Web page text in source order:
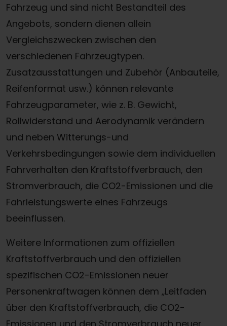
Fahrzeug und sind nicht Bestandteil des
Angebots, sondern dienen allein
Vergleichszwecken zwischen den
verschiedenen Fahrzeugtypen.
Zusatzausstattungen und Zubehör (Anbauteile,
Reifenformat usw.) können relevante
Fahrzeugparameter, wie z. B. Gewicht,
Rollwiderstand und Aerodynamik verändern
und neben Witterungs-und
Verkehrsbedingungen sowie dem individuellen
Fahrverhalten den Kraftstoffverbrauch, den
Stromverbrauch, die CO2-Emissionen und die
Fahrleistungswerte eines Fahrzeugs
beeinflussen.
Weitere Informationen zum offiziellen
Kraftstoffverbrauch und den offiziellen
spezifischen CO2-Emissionen neuer
Personenkraftwagen können dem „Leitfaden
über den Kraftstoffverbrauch, die CO2-